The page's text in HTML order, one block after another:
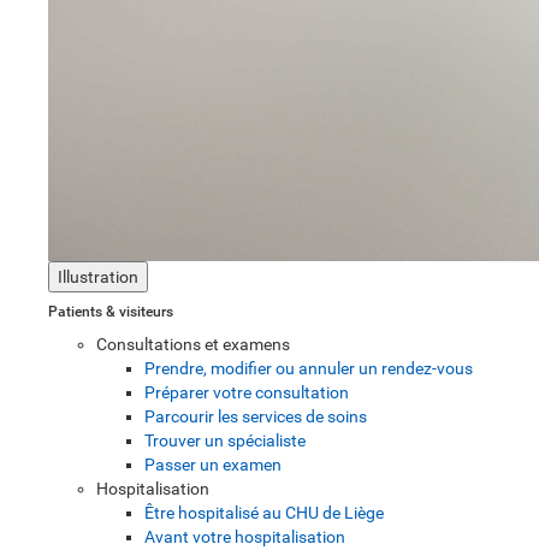
Illustration
Patients & visiteurs
Consultations et examens
Prendre, modifier ou annuler un rendez-vous
Préparer votre consultation
Parcourir les services de soins
Trouver un spécialiste
Passer un examen
Hospitalisation
Être hospitalisé au CHU de Liège
Avant votre hospitalisation